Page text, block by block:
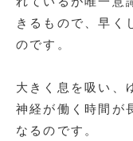
きるもので、早く
のです。
大きく息を吸い、
神経が働く時間が
なるのです。